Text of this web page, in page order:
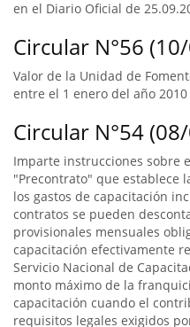
en el Diario Oficial de
Circular N°56
Valor de la Unidad de
entre el 1 enero del año
Circular N°54
Imparte instrucciones sobre
"Precontrato" que establece
los gastos de capacitación
contratos se pueden
provisionales mensuales
capacitación efectivamente
Servicio Nacional de
monto máximo de la
capacitación cuando el
requisitos legales exigidos